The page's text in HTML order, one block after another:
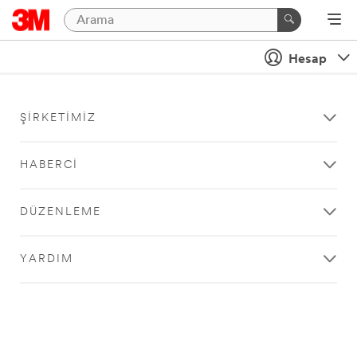
Hesap
ŞIRKETIMIZ
HABERCI
DÜZENLEME
YARDIM